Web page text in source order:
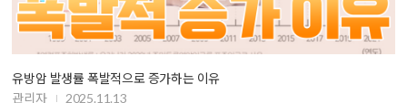
유방암 발생률 폭발적으로 증가하는 이유
관리자
2025.11.13